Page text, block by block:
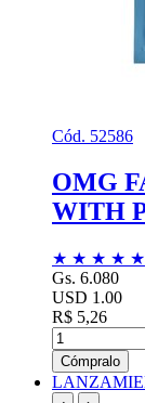
Cód. 52586
OMG
WITH
★ ★ ★ ★ ★
Gs. 6.080
USD 1.00
R$ 5,26
Cómpralo